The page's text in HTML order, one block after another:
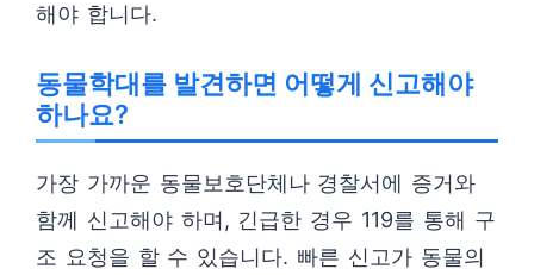
해야 합니다.
동물학대를 발견하면 어떻게 신고해야
하나요?
가장 가까운 동물보호단체나 경찰서에 증거와
함께 신고해야 하며, 긴급한 경우 119를 통해 구
조 요청을 할 수 있습니다. 빠른 신고가 동물의